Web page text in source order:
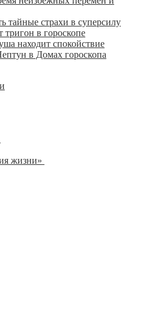
тайные страхи в суперсилу
в гороскопе
находит спокойствие
в Домах гороскопа
жизни»